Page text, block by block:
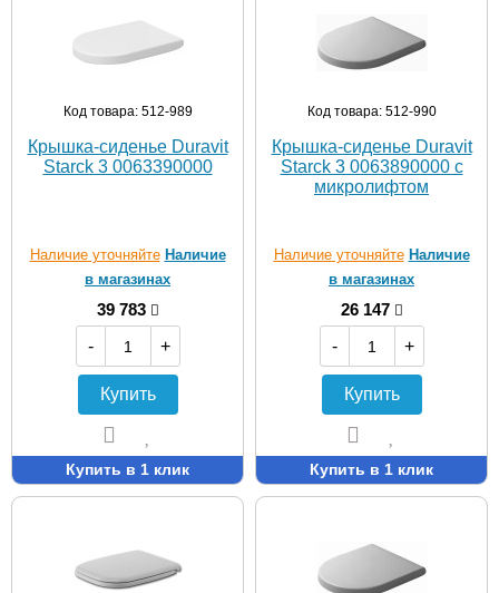
Код товара: 512-989
Крышка-сиденье Duravit
Starck 3 0063390000
Наличие уточняйте Наличие
в магазинах
39 783
-
+
Купить
Купить в 1 клик
Код товара: 512-990
Крышка-сиденье Duravit
Starck 3 0063890000 с
микролифтом
Наличие уточняйте Наличие
в магазинах
26 147
-
+
Купить
Купить в 1 клик